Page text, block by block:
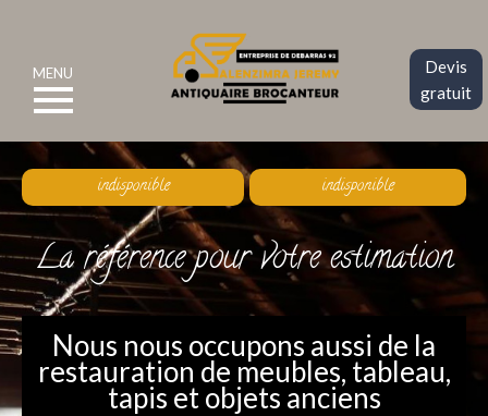
Devis
gratuit
MENU
indisponible indisponible
La référence pour votre estimation
Nous nous occupons aussi de la
restauration de meubles, tableau,
tapis et objets anciens